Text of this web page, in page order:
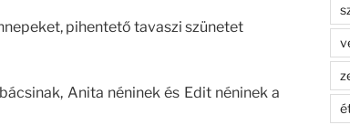
pihentető tavaszi szünetet
Anita néninek és Edit néninek a